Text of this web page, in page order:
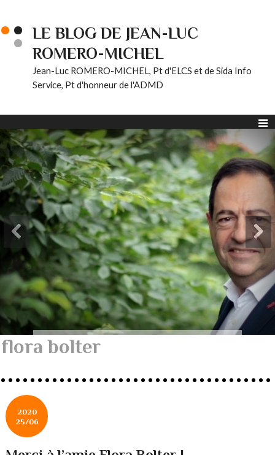
LE BLOG DE JEAN-LUC
ROMERO-MICHEL
Jean-Luc ROMERO-MICHEL, Pt d'ELCS et de Sida Info
Service, Pt d'honneur de l'ADMD
flora bolter
2020
25/06